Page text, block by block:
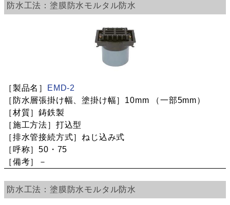
塗膜防水 モルタル防水
EMD-2
10mm （一部5mm）
鋳鉄製
打込型
ねじ込み式
50・75
－
塗膜防水 モルタル防水